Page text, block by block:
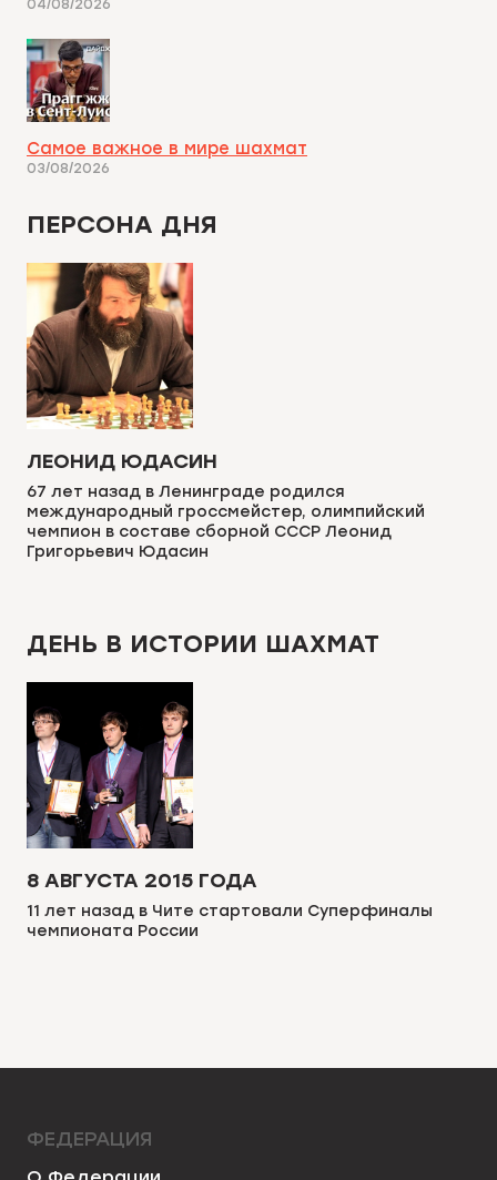
04/08/2026
Самое важное в мире шахмат
03/08/2026
ПЕРСОНА ДНЯ
ЛЕОНИД ЮДАСИН
67 лет назад в Ленинграде родился
международный гроссмейстер, олимпийский
чемпион в составе сборной СССР Леонид
Григорьевич Юдасин
ДЕНЬ В ИСТОРИИ ШАХМАТ
8 АВГУСТА 2015 ГОДА
11 лет назад в Чите стартовали Суперфиналы
чемпионата России
ФЕДЕРАЦИЯ